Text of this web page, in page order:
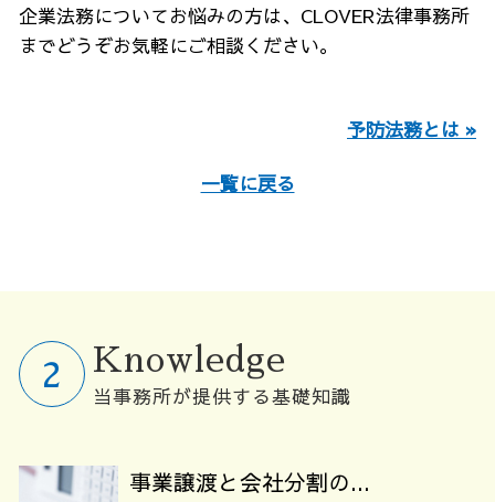
企業法務についてお悩みの方は、CLOVER法律事務所
までどうぞお気軽にご相談ください。
予防法務とは »
一覧に戻る
Knowledge
当事務所が提供する基礎知識
事業譲渡と会社分割の...